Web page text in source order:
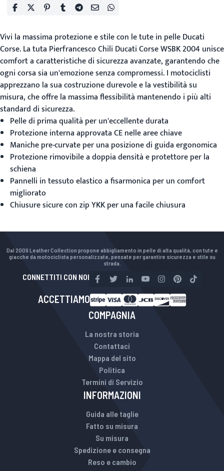
Vivi la massima protezione e stile con letute in pelle Ducati
Corse. La tuta Pierfrancesco Chili Ducati Corse WSBK 2004 unisce
comfort a caratteristiche di sicurezza avanzate, garantendo che
ogni corsa sia un'emozione senza compromessi. I motociclisti
apprezzano la sua costruzione durevole e la vestibilità su
misura, che offre la massima flessibilità mantenendo i più alti
standard di sicurezza.
Pelle di prima qualità per un'eccellente durata
Protezione interna approvata CE nelle aree chiave
Maniche pre-curvate per una posizione di guida ergonomica
Protezione rimovibile a doppia densità e protettore per la
schiena
Pannelli in tessuto elastico a fisarmonica per un comfort
migliorato
Chiusure sicure con zip YKK per una facile chiusura
Dal 2009 Leather Collection propone abbigliamento in pelle di alta qualità, con tute e
giacche da motociclista personalizzate, pensate per garantire sicurezza e stile su
strada.
CONNETTITI CON NOI
ACCETTIAMO
COMPAGNIA
La nostra storia
Contattaci
Mappa del sito
Politica
Termini di Servizio
INFORMAZIONI
Guida alle taglie
Fatto su misura
Su misura
Spedizione e consegna
Reso e cambio